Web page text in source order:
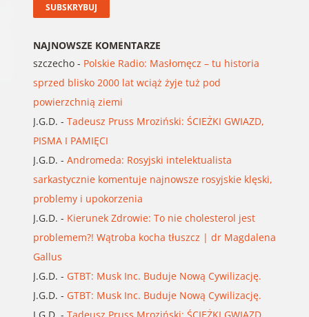
NAJNOWSZE KOMENTARZE
szczecho- Polskie Radio: Masłomęcz – tu historia
sprzed blisko 2000 lat wciąż żyje tuż pod
powierzchnią ziemi
J.G.D. - Tadeusz Pruss Mroziński: ŚCIEŻKI GWIAZD,
PISMA I PAMIĘCI
J.G.D. - Andromeda: Rosyjski intelektualista
sarkastycznie komentuje najnowsze rosyjskie klęski,
problemy i upokorzenia
J.G.D. - Kierunek Zdrowie: To nie cholesterol jest
problemem?! Wątroba kocha tłuszcz | dr Magdalena
Gallus
J.G.D. - GTBT: Musk Inc. Buduje Nową Cywilizację.
J.G.D. - GTBT: Musk Inc. Buduje Nową Cywilizację.
J.G.D. - Tadeusz Pruss Mroziński: ŚCIEŻKI GWIAZD,